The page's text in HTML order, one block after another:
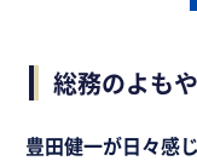
総務のよも
豊田健一が日々感